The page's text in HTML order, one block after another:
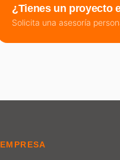
¿Tienes un proyecto
Solicita una asesoría
EMPRESA